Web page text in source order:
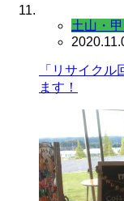
土山・
「リサイク
ます！